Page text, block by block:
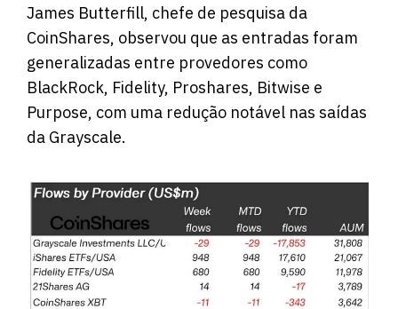
James Butterfill, chefe de pesquisa da
CoinShares, observou que as entradas foram
generalizadas entre provedores como
BlackRock, Fidelity, Proshares, Bitwise e
Purpose, com uma redução notável nas saídas
da Grayscale.